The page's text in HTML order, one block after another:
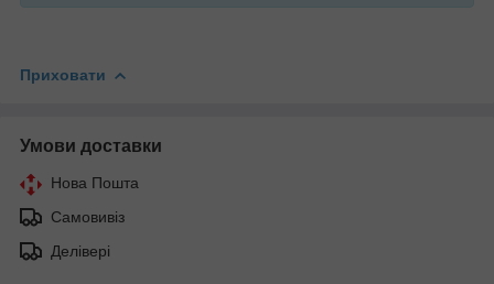
Приховати
Умови доставки
Нова Пошта
Самовивіз
Делівері